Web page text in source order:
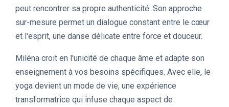
peut rencontrer sa propre authenticité. Son approche
sur-mesure permet un dialogue constant entre le cœur
et l'esprit, une danse délicate entre force et douceur.
Miléna croit en l'unicité de chaque âme et adapte son
enseignement à vos besoins spécifiques. Avec elle, le
yoga devient un mode de vie, une expérience
transformatrice qui infuse chaque aspect de